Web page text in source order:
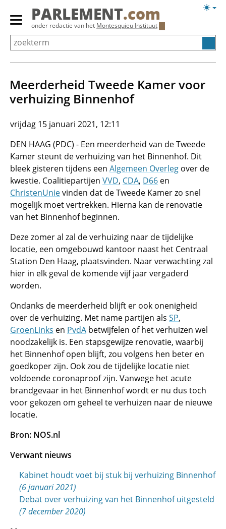
Overslaan
Primair
menu
tonen/verbergen
PARLEMENT.com
onder redactie van het Montesquieu Instituut
Meerderheid Tweede Kamer voor
verhuizing Binnenhof
vrijdag 15 januari 2021, 12:11
DEN HAAG (PDC) - Een meerderheid van de Tweede
Kamer steunt de verhuizing van het Binnenhof. Dit
bleek gisteren tijdens een Algemeen Overleg over de
kwestie. Coalitiepartijen VVD, CDA, D66 en
ChristenUnievinden dat de Tweede Kamer zo snel
mogelijk moet vertrekken. Hierna kan de renovatie
van het Binnenhof beginnen.
Deze zomer al zal de verhuizing naar de tijdelijke
locatie, een omgebouwd kantoor naast het Centraal
Station Den Haag, plaatsvinden. Naar verwachting zal
hier in elk geval de komende vijf jaar vergaderd
worden.
Ondanks de meerderheid blijft er ook onenigheid
over de verhuizing. Met name partijen als SP,
GroenLinks en PvdA betwijfelen of het verhuizen wel
noodzakelijk is. Een stapsgewijze renovatie, waarbij
het Binnenhof open blijft, zou volgens hen beter en
goedkoper zijn. Ook zou de tijdelijke locatie niet
voldoende coronaproof zijn. Vanwege het acute
brandgevaar in het Binnenhof wordt er nu dus toch
voor gekozen om geheel te verhuizen naar de nieuwe
locatie.
Bron: NOS.nl
Verwant nieuws
Kabinet houdt voet bij stuk bij verhuizing Binnenhof
(6 januari 2021)
Debat over verhuizing van het Binnenhof uitgesteld
(7 december 2020)